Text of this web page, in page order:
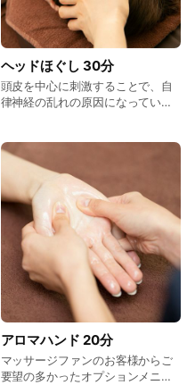
金：2,900円（税込）
ヘッドほぐし 30分
頭皮を中心に刺激することで、自
律神経の乱れの原因になっている
心の不調や、眼精疲労、頭皮環境
でお悩みの方にオススメです。 料
金：3,300円（税込）
アロマハンド 20分
マッサージファンのお客様からご
要望の多かったオプションメニュ